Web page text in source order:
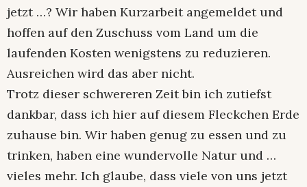
jetzt …? Wir haben Kurzarbeit angemeldet und
hoffen auf den Zuschuss vom Land um die
laufenden Kosten wenigstens zu reduzieren.
Ausreichen wird das aber nicht.
Trotz dieser schwereren Zeit bin ich zutiefst
dankbar, dass ich hier auf diesem Fleckchen Erde
zuhause bin. Wir haben genug zu essen und zu
trinken, haben eine wundervolle Natur und …
vieles mehr. Ich glaube, dass viele von uns jetzt